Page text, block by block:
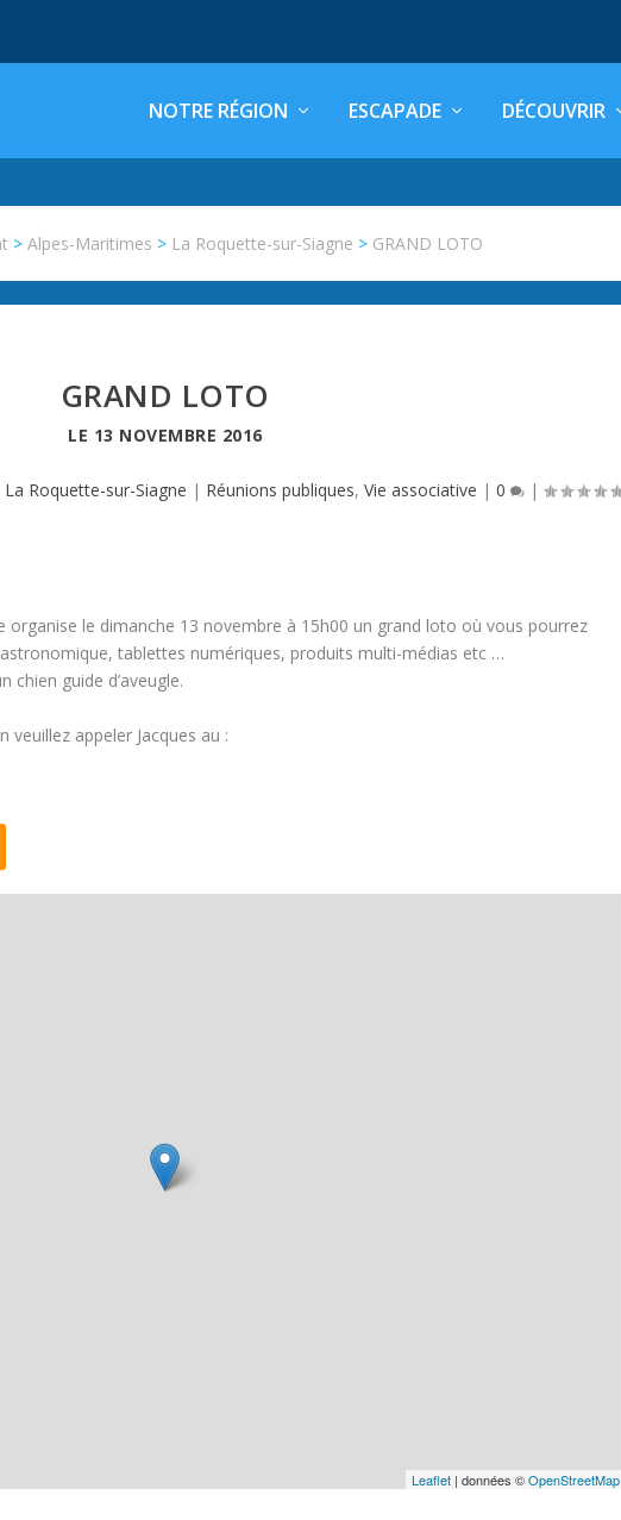
NOTRE RÉGION ESCAPADE DÉCOUVRIR
>Alpes-Maritimes > La Roquette-sur-Siagne > GRAND LOTO
GRAND LOTO
LE 13 NOVEMBRE 2016
La Roquette-sur-Siagne | Réunions publiques,Vie associative |0 |
organise le dimanche 13 novembre à 15h00 un grand loto où vous pourrez
tablettes numériques, produits multi-médias etc …
chien guide d’aveugle.
appeler Jacques au :
Leaflet | données ©OpenStreetMap